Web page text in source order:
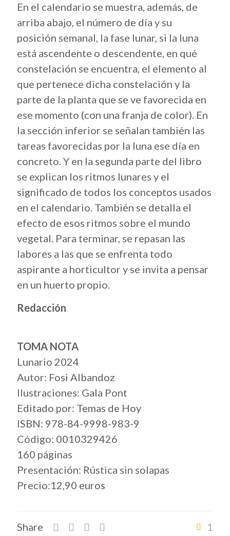
En el calendario se muestra, además, de
arriba abajo, el número de día y su
posición semanal, la fase lunar, si la luna
está ascendente o descendente, en qué
constelación se encuentra, el elemento al
que pertenece dicha constelación y la
parte de la planta que se ve favorecida en
ese momento (con una franja de color). En
la sección inferior se señalan también las
tareas favorecidas por la luna ese día en
concreto. Y en la segunda parte del libro
se explican los ritmos lunares y el
significado de todos los conceptos usados
en el calendario. También se detalla el
efecto de esos ritmos sobre el mundo
vegetal. Para terminar, se repasan las
labores a las que se enfrenta todo
aspirante a horticultor y se invita a pensar
en un huerto propio.
Redacción
TOMA NOTA
Lunario 2024
Autor: Fosi Albandoz
Ilustraciones: Gala Pont
Editado por: Temas de Hoy
ISBN: 978-84-9998-983-9
Código: 0010329426
160 páginas
Presentación: Rústica sin solapas
Precio:12,90 euros
Share 1